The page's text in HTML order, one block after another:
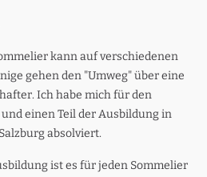
kann auf verschiedenen
gehen den "Umweg" über eine
Ich habe mich für den
einen Teil der Ausbildung in
absolviert.
ist es für jeden Sommelier